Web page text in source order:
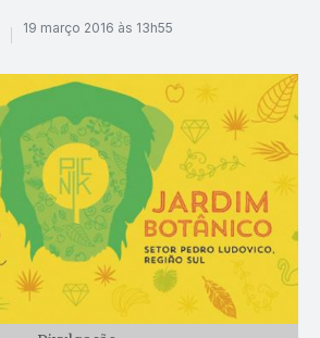
19 março 2016 às 13h55